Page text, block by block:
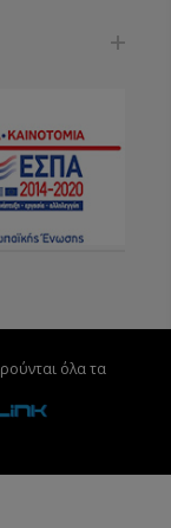
όλα τα